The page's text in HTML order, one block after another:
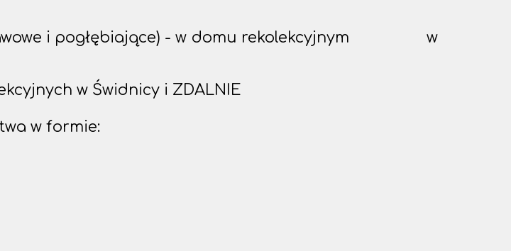
i pogłębiające) - w domu rekolekcyjnym w
w Świdnicy i ZDALNIE
w formie: